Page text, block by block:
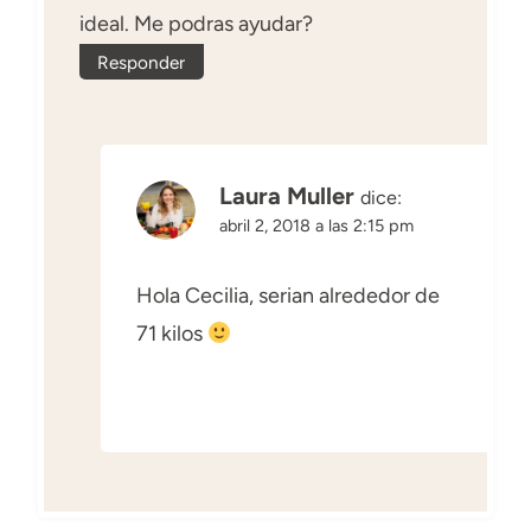
ideal. Me podras ayudar?
Responder
Laura Muller dice:
abril 2, 2018 a las 2:15 pm
Hola Cecilia, serian alrededor de
71 kilos